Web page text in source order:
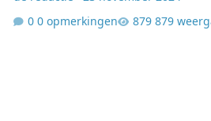
0 opmerkingen
879